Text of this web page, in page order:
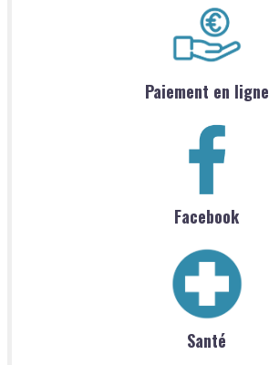
Paiement en ligne
Facebook
Santé